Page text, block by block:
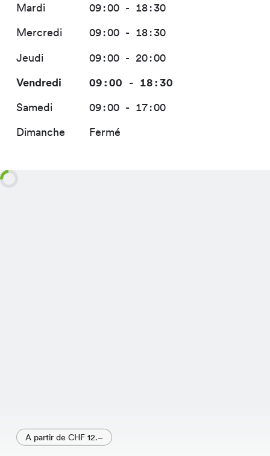
Mardi
09:00 - 18:30
Mercredi
09:00 - 18:30
Jeudi
09:00 - 20:00
Vendredi
09:00 - 18:30
Samedi
09:00 - 17:00
Dimanche
Fermé
A partir de CHF 12.–